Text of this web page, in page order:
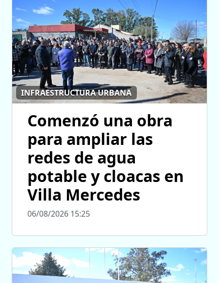
INFRAESTRUCTURA URBANA
Comenzó una obra
para ampliar las
redes de agua
potable y cloacas en
Villa Mercedes
06/08/2026 15:25